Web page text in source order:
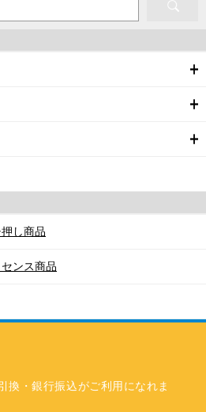
し商品
ンス商品
換・銀行振込がご利用になれま